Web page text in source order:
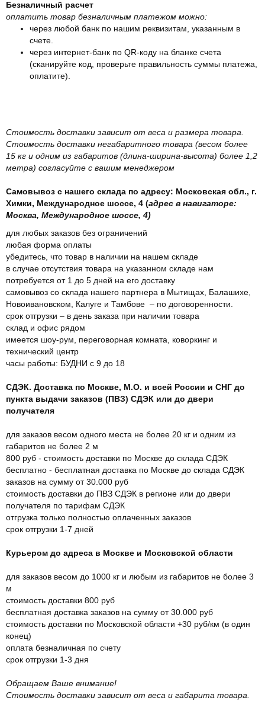
Безналичный расчет
оплатить товар безналичным платежом можно:
через любой банк по нашим реквизитам, указанным в
счете.
через интернет-банк по QR-коду на бланке счета
(сканируйте код, проверьте правильность суммы платежа,
оплатите).
Стоимость доставки зависит от веса и размера товара.
Стоимость доставки негабаритного товара (весом более
15 кг и одним из габаритов (длина-ширина-высота) более 1,2
метра) согласуйте с вашим менеджером
Самовывоз с нашего склада по адресу: Московская обл., г.
Химки, Международное шоссе, 4 (адрес в навигаторе:
Москва, Международное шоссе, 4)
для любых заказов без ограничений
любая форма оплаты
убедитесь, что товар в наличии на нашем складе
в случае отсутствия товара на указанном складе нам
потребуется от 1 до 5 дней на его доставку
самовывоз со склада нашего партнера в Мытищах, Балашихе,
Новоивановском, Калуге и Тамбове – по договоренности.
срок отгрузки – в день заказа при наличии товара
склад и офис рядом
имеется шоу-рум, переговорная комната, коворкинг и
технический центр
часы работы: БУДНИ с 9 до 18
СДЭК. Доставка по Москве, М.О. и всей России и СНГ до
пункта выдачи заказов (ПВЗ) СДЭК или до двери
получателя
для заказов весом одного места не более 20 кг и одним из
габаритов не более 2 м
800 руб - стоимость доставки по Москве до склада СДЭК
бесплатно - бесплатная доставка по Москве до склада СДЭК
заказов на сумму от 30.000 руб
стоимость доставки до ПВЗ СДЭК в регионе или до двери
получателя по тарифам СДЭК
отгрузка только полностью оплаченных заказов
срок отгрузки 1-7 дней
Курьером до адреса в Москве и Московской области
для заказов весом до 1000 кг и любым из габаритов не более 3
м
стоимость доставки 800 руб
бесплатная доставка заказов на сумму от 30.000 руб
стоимость доставки по Московской области +30 руб/км (в один
конец)
оплата безналичная по счету
срок отгрузки 1-3 дня
Обращаем Ваше внимание!
Стоимость доставки зависит от веса и габарита товара.